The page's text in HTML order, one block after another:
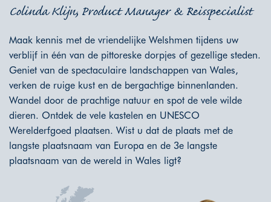
Colinda Klijn, Product Manager & Reisspecialist
Maak kennis met de vriendelijke Welshmen tijdens uw
verblijf in één van de pittoreske dorpjes of gezellige steden.
Geniet van de spectaculaire landschappen van Wales,
verken de ruige kust en de bergachtige binnenlanden.
Wandel door de prachtige natuur en spot de vele wilde
dieren. Ontdek de vele kastelen en UNESCO
Werelderfgoed plaatsen. Wist u dat de plaats met de
langste plaatsnaam van Europa en de 3e langste
plaatsnaam van de wereld in Wales ligt?